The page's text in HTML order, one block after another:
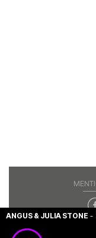
ANGUS & JULIA STONE -